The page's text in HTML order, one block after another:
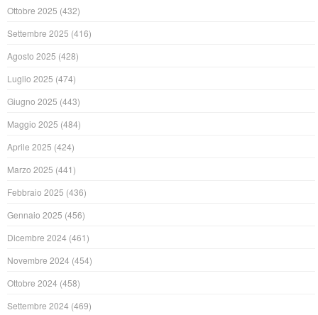
Ottobre 2025 (432)
Settembre 2025 (416)
Agosto 2025 (428)
Luglio 2025 (474)
Giugno 2025 (443)
Maggio 2025 (484)
Aprile 2025 (424)
Marzo 2025 (441)
Febbraio 2025 (436)
Gennaio 2025 (456)
Dicembre 2024 (461)
Novembre 2024 (454)
Ottobre 2024 (458)
Settembre 2024 (469)